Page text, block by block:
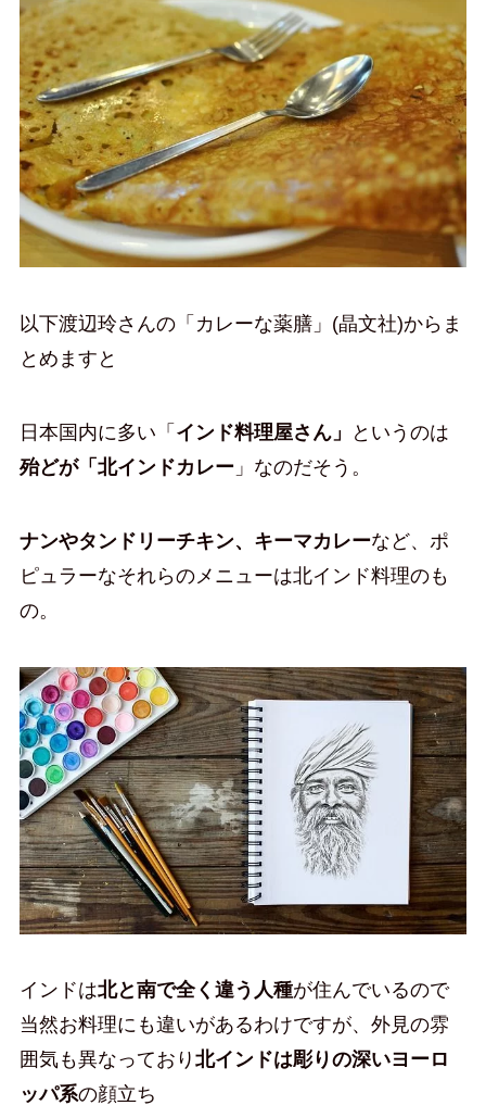
以下渡辺玲さんの「カレーな薬膳」(晶文社)からま
とめますと
日本国内に多い「 インド料理屋さん」
というのは
殆どが「北インドカレー」なのだそう。
ナンやタンドリーチキン、キーマカレーなど、ポ
ピュラーなそれらのメニューは北インド料理のも
の。
インドは北と南で全く違う人種が住んでいるので
当然お料理にも違いがあるわけですが、外見の雰
囲気も異なっており 北インドは彫りの深いヨーロ
ッパ系の顔立ち